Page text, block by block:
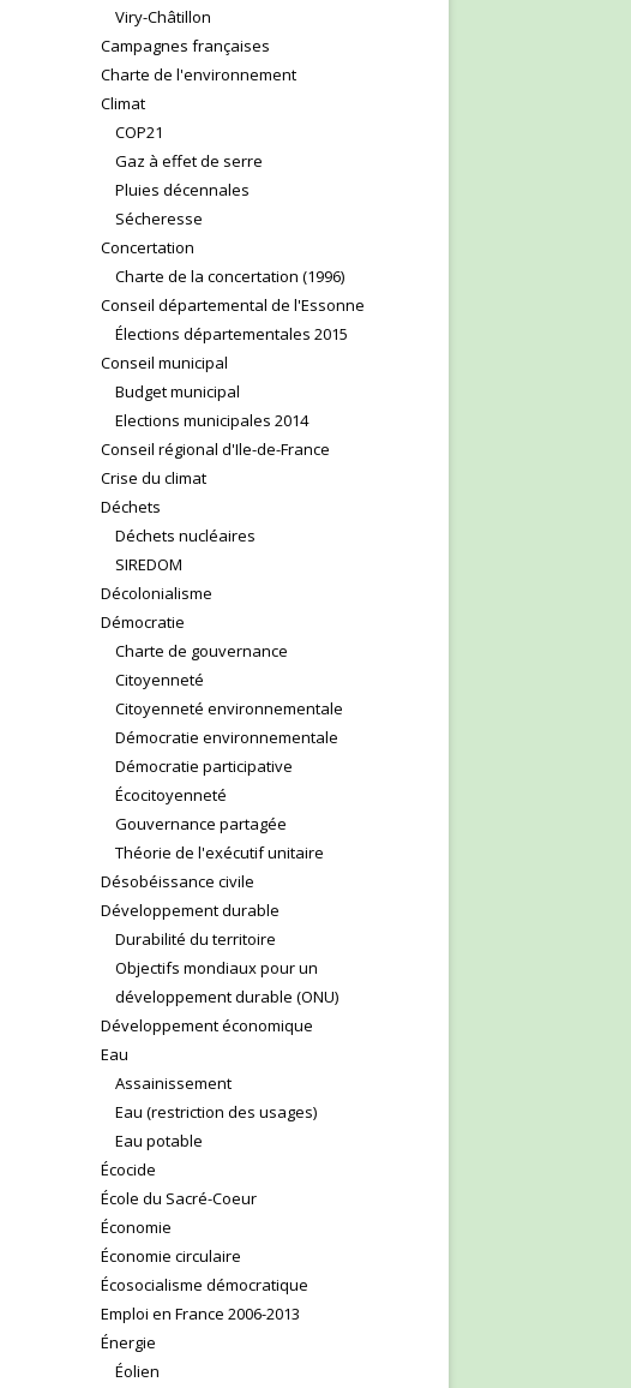
Viry-Châtillon
Campagnes françaises
Charte de l'environnement
Climat
COP21
Gaz à effet de serre
Pluies décennales
Sécheresse
Concertation
Charte de la concertation (1996)
Conseil départemental de l'Essonne
Élections départementales 2015
Conseil municipal
Budget municipal
Elections municipales 2014
Conseil régional d'Ile-de-France
Crise du climat
Déchets
Déchets nucléaires
SIREDOM
Décolonialisme
Démocratie
Charte de gouvernance
Citoyenneté
Citoyenneté environnementale
Démocratie environnementale
Démocratie participative
Écocitoyenneté
Gouvernance partagée
Théorie de l'exécutif unitaire
Désobéissance civile
Développement durable
Durabilité du territoire
Objectifs mondiaux pour un
développement durable (ONU)
Développement économique
Eau
Assainissement
Eau (restriction des usages)
Eau potable
Écocide
École du Sacré-Coeur
Économie
Économie circulaire
Écosocialisme démocratique
Emploi en France 2006-2013
Énergie
Éolien